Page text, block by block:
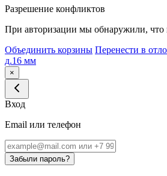
Разрешение конфликтов
При авторизации мы обнаружили, что
Объединить корзины Перенести в
д.16 мм
×
Вход
Email или телефон
Забыли пароль?